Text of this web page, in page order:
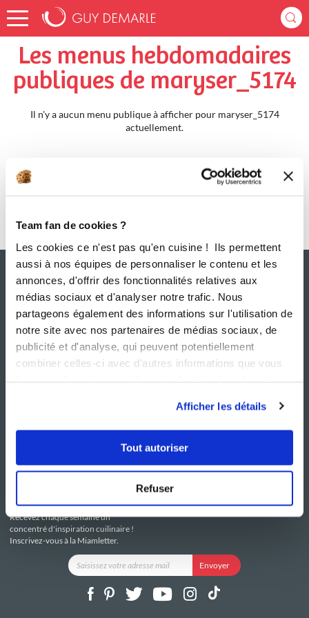
Team fan de cookies ?
Les cookies ce n'est pas qu'en cuisine ! Ils permettent
aussi à nos équipes de personnaliser le contenu et les
annonces, d'offrir des fonctionnalités relatives aux
médias sociaux et d'analyser notre trafic. Nous
partageons également des informations sur l'utilisation de
notre site avec nos partenaires de médias sociaux, de
publicité et d'analyse, qui peuvent potentiellement
combiner celles-ci avec d'autres informations que vous
Afficher les détails
Tout autoriser
Refuser
Accueil maryser_5174 Menus Hebdomadaires
Les menus hebdomadaires
publiques de maryser_5174
Il n'y a aucun menu publique à afficher pour maryser_5174
actuellement.
Le Mag'
i-Cook'in
Contactez-nous
Mentions légales
Politique de confidentialité
Utilisation des Cookies
Recevez chaque semaine un
concentré d'inspiration cuilinaire !
Inscrivez-vous à la Miamletter.